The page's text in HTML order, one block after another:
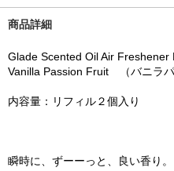
商品詳細
Glade Scented Oil Air Freshener
Vanilla Passion Fruit （バニラ
内容量：リフィル２個入り
瞬時に、ずーーっと、良い香り。